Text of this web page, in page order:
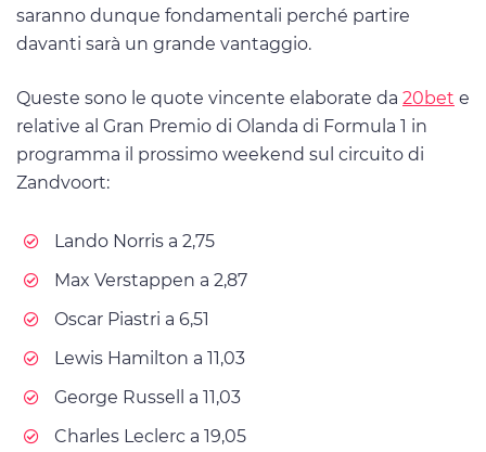
saranno dunque fondamentali perché partire
davanti sarà un grande vantaggio.
Queste sono le quote vincente elaborate da 20bet e
relative al Gran Premio di Olanda di Formula 1 in
programma il prossimo weekend sul circuito di
Zandvoort:
Lando Norris a 2,75
Max Verstappen a 2,87
Oscar Piastri a 6,51
Lewis Hamilton a 11,03
George Russell a 11,03
Charles Leclerc a 19,05